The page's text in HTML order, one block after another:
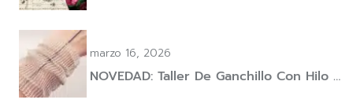
marzo 16, 2026
NOVEDAD: Taller De Ganchillo Con Hilo …